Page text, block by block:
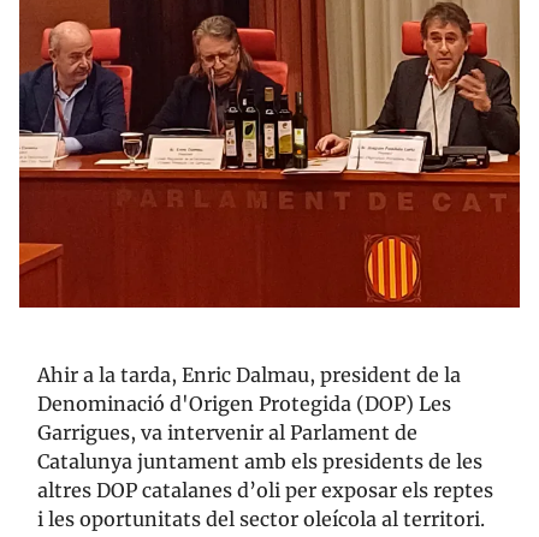
Ahir a la tarda, Enric Dalmau, president de la
Denominació d'Origen Protegida (DOP) Les
Garrigues, va intervenir al Parlament de
Catalunya juntament amb els presidents de les
altres DOP catalanes d’oli per exposar els reptes
i les oportunitats del sector oleícola al territori.